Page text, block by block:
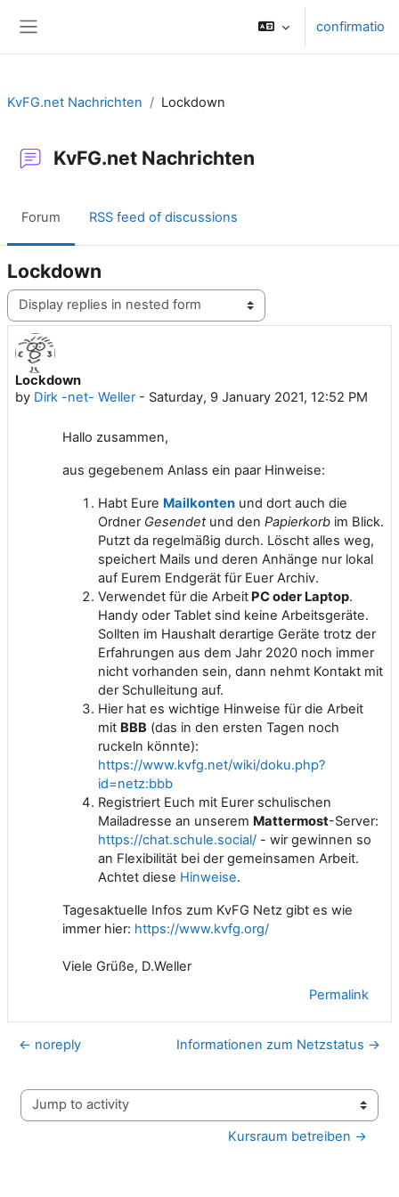
confirmatio
KvFG.net Nachrichten Lockdown
KvFG.net Nachrichten
Forum RSS feed of discussions
Lockdown
Display mode
Lockdown
by Dirk -net- Weller- Saturday, 9 January 2021, 12:52 PM
Number of replies: 0
Hallo zusammen,
aus gegebenem Anlass ein paar Hinweise:
Habt Eure Mailkonten und dort auch die
Ordner Gesendetund den Papierkorb im Blick.
Putzt da regelmäßig durch. Löscht alles weg,
speichert Mails und deren Anhänge nur lokal
auf Eurem Endgerät für Euer Archiv.
Verwendet für die Arbeit PC oder Laptop.
Handy oder Tablet sind keine Arbeitsgeräte.
Sollten im Haushalt derartige Geräte trotz der
Erfahrungen aus dem Jahr 2020 noch immer
nicht vorhanden sein, dann nehmt Kontakt mit
der Schulleitung auf.
Hier hat es wichtige Hinweise für die Arbeit
mit BBB (das in den ersten Tagen noch
ruckeln könnte):
https://www.kvfg.net/wiki/doku.php?
id=netz:bbb
Registriert Euch mit Eurer schulischen
Mailadresse an unserem Mattermost-Server:
https://chat.schule.social/ - wir gewinnen so
an Flexibilität bei der gemeinsamen Arbeit.
Achtet diese Hinweise.
Tagesaktuelle Infos zum KvFG Netz gibt es wie
immer hier: https://www.kvfg.org/
Viele Grüße, D.Weller
Permalink
← noreply Informationen zum Netzstatus →
Jump to activity
Kursraum betreiben →